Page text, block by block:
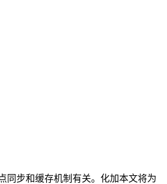
同步和缓存机制有关。化加本文将为